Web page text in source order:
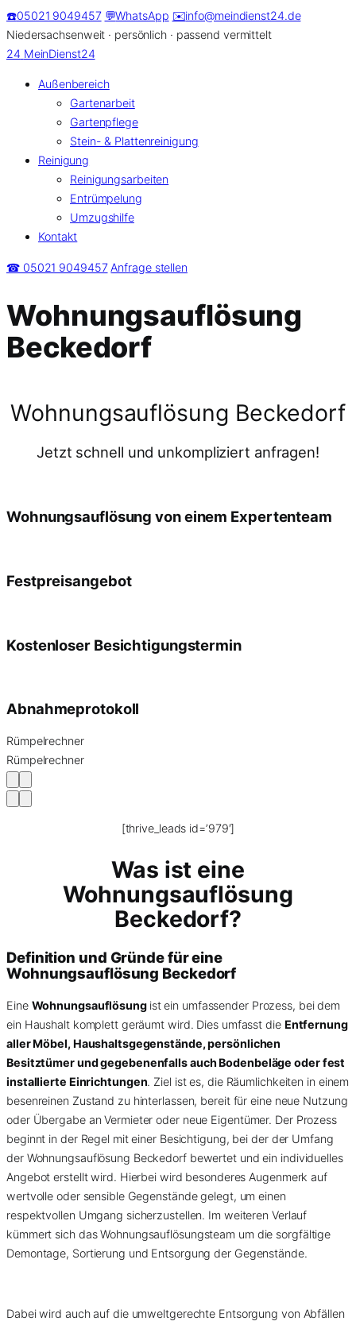
Zum
Inhalt
springen
☎️05021 9049457 💬WhatsApp ✉️info@meindienst24.de
Niedersachsenweit · persönlich · passend vermittelt
24 MeinDienst24
Außenbereich
Gartenarbeit
Gartenpflege
Stein- & Plattenreinigung
Reinigung
Reinigungsarbeiten
Entrümpelung
Umzugshilfe
Kontakt
☎ 05021 9049457 Anfrage stellen
Wohnungsauflösung
Beckedorf
Wohnungsauflösung Beckedorf
Jetzt schnell und unkompliziert anfragen!
Wohnungsauflösung von einem Expertenteam
Festpreisangebot
Kostenloser Besichtigungstermin
Abnahmeprotokoll
Rümpelrechner
Rümpelrechner
[thrive_leads id=’979′]
Was ist eine
Wohnungsauflösung
Beckedorf?
Definition und Gründe für eine
Wohnungsauflösung Beckedorf
Eine Wohnungsauflösung ist ein umfassender Prozess, bei dem
ein Haushalt komplett geräumt wird. Dies umfasst die Entfernung
aller Möbel, Haushaltsgegenstände, persönlichen
Besitztümer und gegebenenfalls auch Bodenbeläge oder fest
installierte Einrichtungen. Ziel ist es, die Räumlichkeiten in einem
besenreinen Zustand zu hinterlassen, bereit für eine neue Nutzung
oder Übergabe an Vermieter oder neue Eigentümer. Der Prozess
beginnt in der Regel mit einer Besichtigung, bei der der Umfang
der Wohnungsauflösung Beckedorf bewertet und ein individuelles
Angebot erstellt wird. Hierbei wird besonderes Augenmerk auf
wertvolle oder sensible Gegenstände gelegt, um einen
respektvollen Umgang sicherzustellen. Im weiteren Verlauf
kümmert sich das Wohnungsauflösungsteam um die sorgfältige
Demontage, Sortierung und Entsorgung der Gegenstände.
Dabei wird auch auf die umweltgerechte Entsorgung von Abfällen